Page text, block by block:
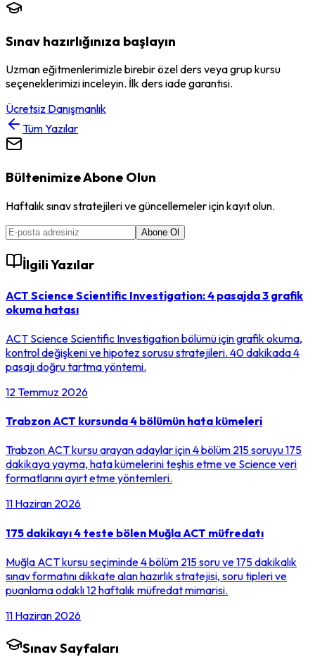
Sınav hazırlığınıza başlayın
Uzman eğitmenlerimizle birebir özel ders veya grup kursu
seçeneklerimizi inceleyin. İlk ders iade garantisi.
Ücretsiz Danışmanlık
Tüm Yazılar
Bültenimize Abone Olun
Haftalık sınav stratejileri ve güncellemeler için kayıt olun.
Abone Ol
İlgili Yazılar
ACT Science Scientific Investigation: 4 pasajda 3 grafik
okuma hatası
ACT Science Scientific Investigation bölümü için grafik okuma,
kontrol değişkeni ve hipotez sorusu stratejileri. 40 dakikada 4
pasajı doğru tartma yöntemi.
12 Temmuz 2026
Trabzon ACT kursunda 4 bölümün hata kümeleri
Trabzon ACT kursu arayan adaylar için 4 bölüm 215 soruyu 175
dakikaya yayma, hata kümelerini teşhis etme ve Science veri
formatlarını ayırt etme yöntemleri.
11 Haziran 2026
175 dakikayı 4 teste bölen Muğla ACT müfredatı
Muğla ACT kursu seçiminde 4 bölüm 215 soru ve 175 dakikalık
sınav formatını dikkate alan hazırlık stratejisi, soru tipleri ve
puanlama odaklı 12 haftalık müfredat mimarisi.
11 Haziran 2026
Sınav Sayfaları